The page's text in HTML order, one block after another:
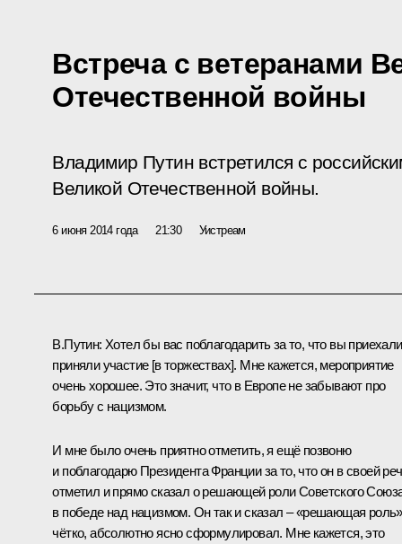
Встреча с ветеранами
Отечественной войны
Владимир Путин встретился с
Великой Отечественной войны.
6 июня 2014 года 21:30 Уистреам
В.Путин: Хотел бы вас поблагодарить за то, что вы
приняли участие [в торжествах]. Мне кажется, мероприятие
очень хорошее. Это значит, что в Европе не забывают про
борьбу с нацизмом.
И мне было очень приятно отметить, я ещё позвоню
и поблагодарю Президента Франции за то, что он в своей
отметил и прямо сказал о решающей роли Советского
в победе над нацизмом. Он так и сказал – «решающая
чётко, абсолютно ясно сформулировал. Мне кажется, это